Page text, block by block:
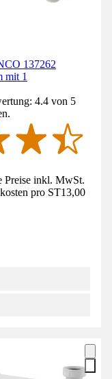
137262
mit 1
4.4 von 5
inkl. MwSt.
pro ST13,00